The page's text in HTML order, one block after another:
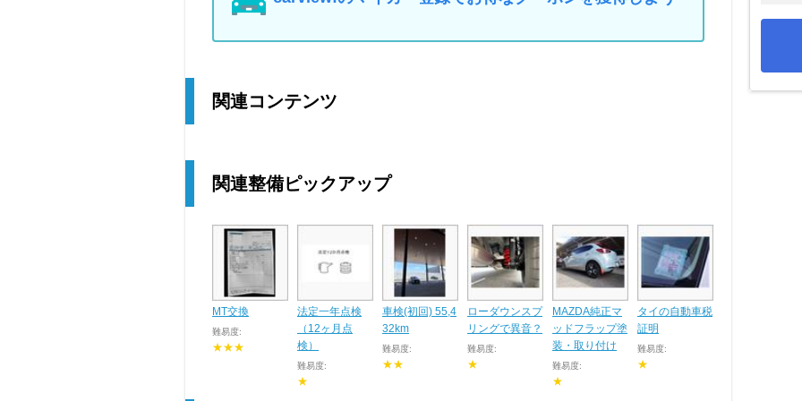
関連コンテンツ
関連整備ピックアップ
MT交換
難易度:
★★★
法定一年点検
（12ヶ月点
検）
難易度:
★
車検(初回) 55,4
32km
難易度:
★★
ローダウンスプ
リングで異音？
難易度:
★
MAZDA純正マ
ッドフラップ塗
装・取り付け
難易度:
★
タイの自動車税
証明
難易度:
★